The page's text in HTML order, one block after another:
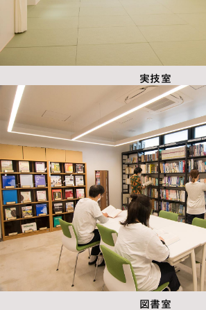
実技室
図書室